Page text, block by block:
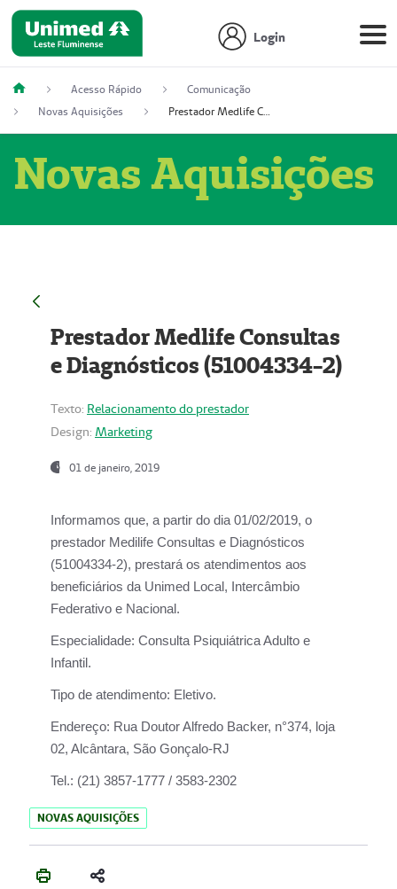
Login
Acesso Rápido
Comunicação
Novas Aquisições
Prestador Medlife Consultas e Diagnósticos (51004334-2)
Novas Aquisições
Prestador Medlife Consultas
e Diagnósticos (51004334-2)
Texto: Relacionamento do prestador
Design: Marketing
01 de janeiro, 2019
Informamos que, a partir do dia 01/02/2019, o
prestador Medilife Consultas e Diagnósticos
(51004334-2), prestará os atendimentos aos
beneficiários da Unimed Local, Intercâmbio
Federativo e Nacional.
Especialidade: Consulta Psiquiátrica Adulto e
Infantil.
Tipo de atendimento: Eletivo.
Endereço: Rua Doutor Alfredo Backer, n°374, loja
02, Alcântara, São Gonçalo-RJ
Tel.: (21) 3857-1777 / 3583-2302
NOVAS AQUISIÇÕES